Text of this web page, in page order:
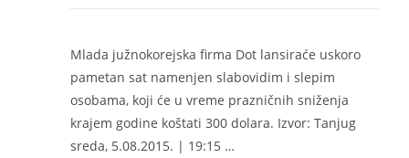
Mlada južnokorejska firma Dot lansiraće uskoro
pametan sat namenjen slabovidim i slepim
osobama, koji će u vreme prazničnih sniženja
krajem godine koštati 300 dolara. Izvor: Tanjug
sreda, 5.08.2015. | 19:15 …